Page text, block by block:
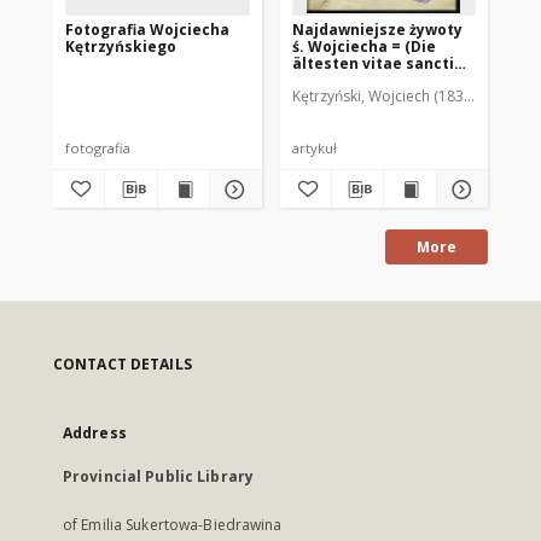
Fotografia Wojciecha
Kętrzyńskiego
fotografia
Najdawniejsze żywoty
ś. Wojciecha = (Die
ältesten vitae sancti
Verfasser)
Kętrzyński, Wojciech (1838-1918)
artykuł
More
CONTACT DETAILS
Address
Provincial Public Library
of Emilia Sukertowa-Biedrawina